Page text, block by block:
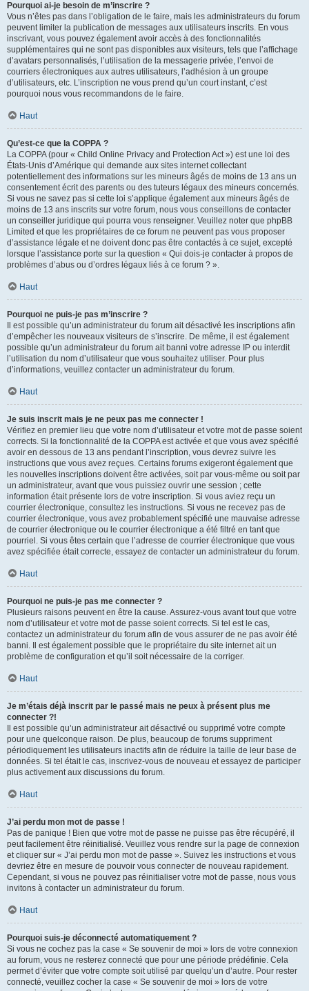
Pourquoi ai-je besoin de m’inscrire ?
Vous n’êtes pas dans l’obligation de le faire, mais les administrateurs du forum
peuvent limiter la publication de messages aux utilisateurs inscrits. En vous
inscrivant, vous pouvez également avoir accès à des fonctionnalités
supplémentaires qui ne sont pas disponibles aux visiteurs, tels que l’affichage
d’avatars personnalisés, l’utilisation de la messagerie privée, l’envoi de
courriers électroniques aux autres utilisateurs, l’adhésion à un groupe
d’utilisateurs, etc. L’inscription ne vous prend qu’un court instant, c’est
pourquoi nous vous recommandons de le faire.
Haut
Qu’est-ce que la COPPA ?
La COPPA (pour « Child Online Privacy and Protection Act ») est une loi des
États-Unis d’Amérique qui demande aux sites internet collectant
potentiellement des informations sur les mineurs âgés de moins de 13 ans un
consentement écrit des parents ou des tuteurs légaux des mineurs concernés.
Si vous ne savez pas si cette loi s’applique également aux mineurs âgés de
moins de 13 ans inscrits sur votre forum, nous vous conseillons de contacter
un conseiller juridique qui pourra vous renseigner. Veuillez noter que phpBB
Limited et que les propriétaires de ce forum ne peuvent pas vous proposer
d’assistance légale et ne doivent donc pas être contactés à ce sujet, excepté
lorsque l’assistance porte sur la question « Qui dois-je contacter à propos de
problèmes d’abus ou d’ordres légaux liés à ce forum ? ».
Haut
Pourquoi ne puis-je pas m’inscrire ?
Il est possible qu’un administrateur du forum ait désactivé les inscriptions afin
d’empêcher les nouveaux visiteurs de s’inscrire. De même, il est également
possible qu’un administrateur du forum ait banni votre adresse IP ou interdit
l’utilisation du nom d’utilisateur que vous souhaitez utiliser. Pour plus
d’informations, veuillez contacter un administrateur du forum.
Haut
Je suis inscrit mais je ne peux pas me connecter !
Vérifiez en premier lieu que votre nom d’utilisateur et votre mot de passe soient
corrects. Si la fonctionnalité de la COPPA est activée et que vous avez spécifié
avoir en dessous de 13 ans pendant l’inscription, vous devrez suivre les
instructions que vous avez reçues. Certains forums exigeront également que
les nouvelles inscriptions doivent être activées, soit par vous-même ou soit par
un administrateur, avant que vous puissiez ouvrir une session ; cette
information était présente lors de votre inscription. Si vous aviez reçu un
courrier électronique, consultez les instructions. Si vous ne recevez pas de
courrier électronique, vous avez probablement spécifié une mauvaise adresse
de courrier électronique ou le courrier électronique a été filtré en tant que
pourriel. Si vous êtes certain que l’adresse de courrier électronique que vous
avez spécifiée était correcte, essayez de contacter un administrateur du forum.
Haut
Pourquoi ne puis-je pas me connecter ?
Plusieurs raisons peuvent en être la cause. Assurez-vous avant tout que votre
nom d’utilisateur et votre mot de passe soient corrects. Si tel est le cas,
contactez un administrateur du forum afin de vous assurer de ne pas avoir été
banni. Il est également possible que le propriétaire du site internet ait un
problème de configuration et qu’il soit nécessaire de la corriger.
Haut
Je m’étais déjà inscrit par le passé mais ne peux à présent plus me
connecter ?!
Il est possible qu’un administrateur ait désactivé ou supprimé votre compte
pour une quelconque raison. De plus, beaucoup de forums suppriment
périodiquement les utilisateurs inactifs afin de réduire la taille de leur base de
données. Si tel était le cas, inscrivez-vous de nouveau et essayez de participer
plus activement aux discussions du forum.
Haut
J’ai perdu mon mot de passe !
Pas de panique ! Bien que votre mot de passe ne puisse pas être récupéré, il
peut facilement être réinitialisé. Veuillez vous rendre sur la page de connexion
et cliquer sur « J’ai perdu mon mot de passe ». Suivez les instructions et vous
devriez être en mesure de pouvoir vous connecter de nouveau rapidement.
Cependant, si vous ne pouvez pas réinitialiser votre mot de passe, nous vous
invitons à contacter un administrateur du forum.
Haut
Pourquoi suis-je déconnecté automatiquement ?
Si vous ne cochez pas la case « Se souvenir de moi » lors de votre connexion
au forum, vous ne resterez connecté que pour une période prédéfinie. Cela
permet d’éviter que votre compte soit utilisé par quelqu’un d’autre. Pour rester
connecté, veuillez cocher la case « Se souvenir de moi » lors de votre